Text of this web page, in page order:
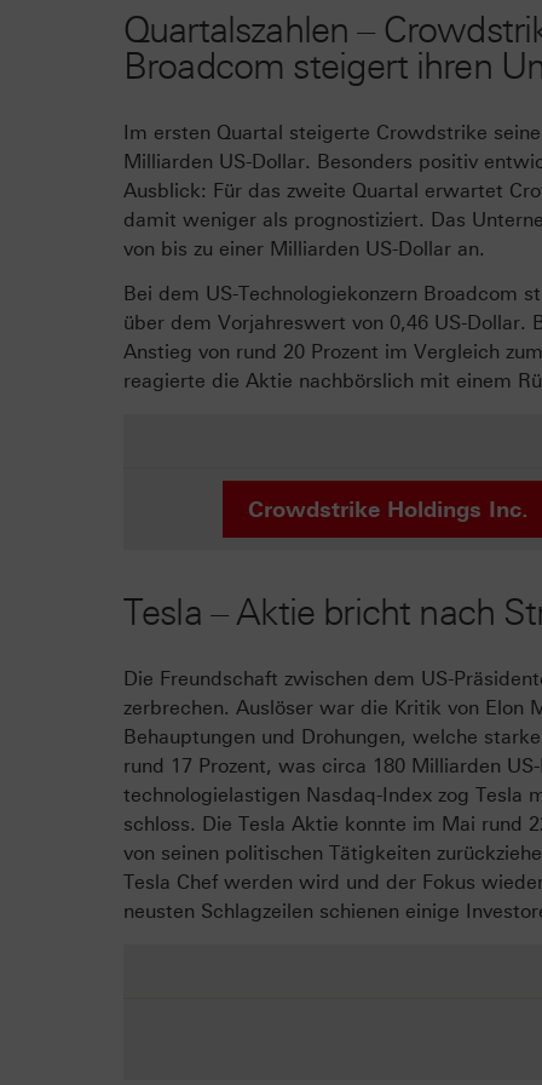
Quartalszahlen –
Broadcom steigert ihren
Im ersten Quartal steigerte Crowdstrike
Milliarden US-Dollar. Besonders positiv
Ausblick: Für das zweite Quartal erwartet
damit weniger als prognostiziert. Das
von bis zu einer Milliarden US-Dollar an.
Bei dem US-Technologiekonzern Broadcom
über dem Vorjahreswert von 0,46 US-Dollar.
Anstieg von rund 20 Prozent im Vergleich
reagierte die Aktie nachbörslich mit einem
Crowdstrike Holdings Inc.
Tesla – Aktie bricht nach
Die Freundschaft zwischen dem US-
zerbrechen. Auslöser war die Kritik von Elon
Behauptungen und Drohungen, welche
rund 17 Prozent, was circa 180 Milliarden
technologielastigen Nasdaq-Index zog Tesla
schloss. Die Tesla Aktie konnte im Mai rund
von seinen politischen Tätigkeiten
Tesla Chef werden wird und der Fokus
neusten Schlagzeilen schienen einige